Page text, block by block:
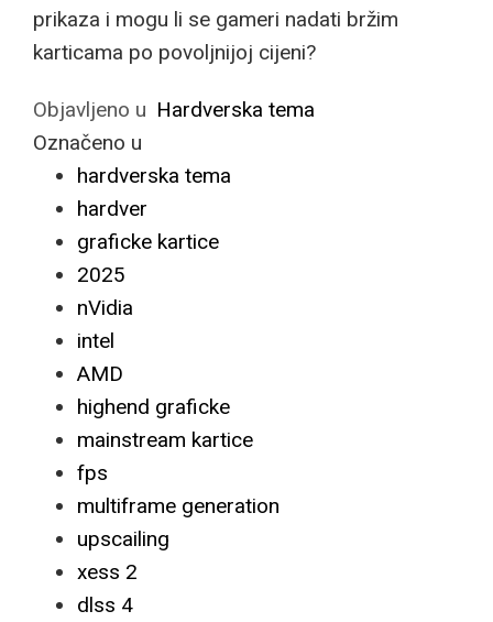
prikaza i mogu li se gameri nadati bržim
karticama po povoljnijoj cijeni?
Objavljeno u Hardverska tema
Označeno u
hardverska tema
hardver
graficke kartice
2025
nVidia
intel
AMD
highend graficke
mainstream kartice
fps
multiframe generation
upscailing
xess 2
dlss 4